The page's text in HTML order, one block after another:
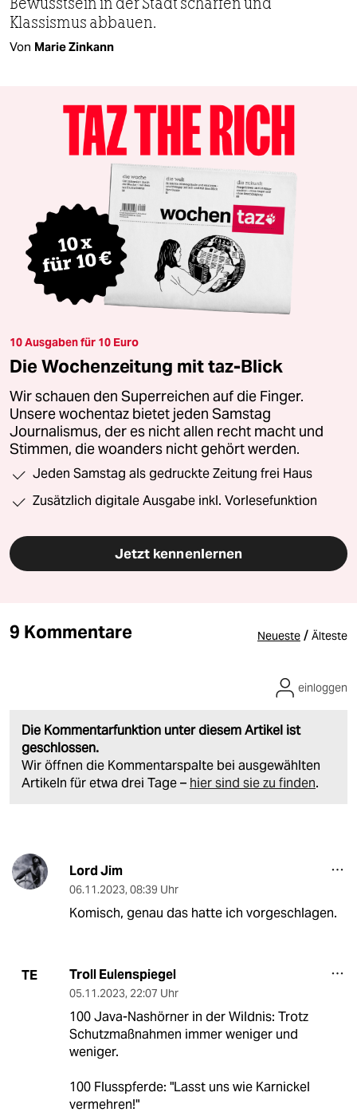
Klassismus abbauen.
Von Marie Zinkann
10 Ausgaben für 10 Euro
Die Wochenzeitung mit taz-Blick
Wir schauen den Superreichen auf die Finger.
Unsere wochentaz bietet jeden Samstag
Journalismus, der es nicht allen recht macht und
Stimmen, die woanders nicht gehört werden.
Jeden Samstag als gedruckte Zeitung frei Haus
Zusätzlich digitale Ausgabe inkl. Vorlesefunktion
Jetzt kennenlernen
9 Kommentare Neueste / Älteste
Die Kommentarfunktion unter diesem Artikel ist
geschlossen.
Wir öffnen die Kommentarspalte bei ausgewählten
Artikeln für etwa drei Tage – hier sind sie zu finden.
einloggen
Lord Jim
06.11.2023, 08:39 Uhr
Komisch, genau das hatte ich vorgeschlagen.
TE Troll Eulenspiegel
05.11.2023, 22:07 Uhr
100 Java-Nashörner in der Wildnis: Trotz
Schutzmaßnahmen immer weniger und
weniger.
100 Flusspferde: "Lasst uns wie Karnickel
vermehren!"